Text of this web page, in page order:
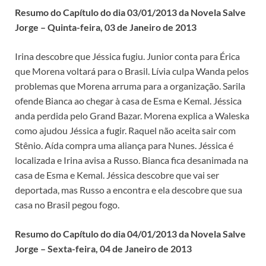
Resumo do Capítulo do dia 03/01/2013 da Novela Salve
Jorge – Quinta-feira, 03 de Janeiro de 2013
Irina descobre que Jéssica fugiu. Junior conta para Érica
que Morena voltará para o Brasil. Lívia culpa Wanda pelos
problemas que Morena arruma para a organização. Sarila
ofende Bianca ao chegar à casa de Esma e Kemal. Jéssica
anda perdida pelo Grand Bazar. Morena explica a Waleska
como ajudou Jéssica a fugir. Raquel não aceita sair com
Stênio. Aída compra uma aliança para Nunes. Jéssica é
localizada e Irina avisa a Russo. Bianca fica desanimada na
casa de Esma e Kemal. Jéssica descobre que vai ser
deportada, mas Russo a encontra e ela descobre que sua
casa no Brasil pegou fogo.
Resumo do Capítulo do dia 04/01/2013 da Novela Salve
Jorge – Sexta-feira, 04 de Janeiro de 2013